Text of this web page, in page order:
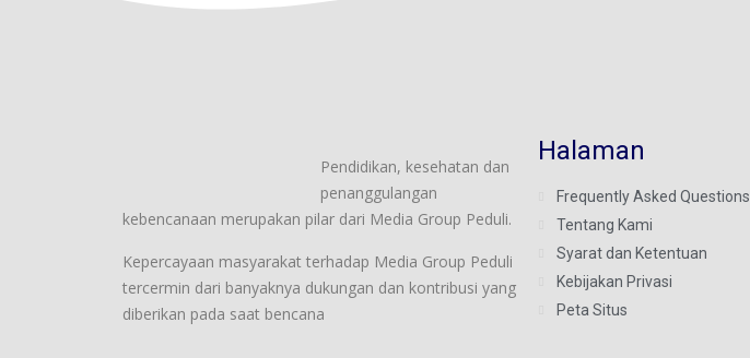
Pendidikan, kesehatan dan
penanggulangan
kebencanaan merupakan pilar dari Media Group Peduli.
Kepercayaan masyarakat terhadap Media Group Peduli
tercermin dari banyaknya dukungan dan kontribusi yang
diberikan pada saat bencana
Halaman
Frequently Asked Questions
Tentang Kami
Syarat dan Ketentuan
Kebijakan Privasi
Peta Situs